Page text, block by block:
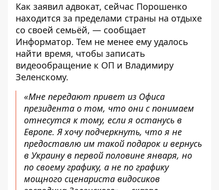
Как заявил адвокат, сейчас Порошенко
находится за пределами страны на отдыхе
со своей семьёй, — сообщает
Информатор. Тем не менее ему удалось
найти время, чтобы записать
видеообращение к ОП и Владимиру
Зеленскому.
«Мне передают привет из Офиса
президента о том, что они с понимаем
отнесутся к тому, если я останусь в
Европе. Я хочу подчеркнуть, что я не
предоставлю им такой подарок и вернусь
в Украину в первой половине января, но
по своему графику, а не по графику
мощного сценариста видосиков